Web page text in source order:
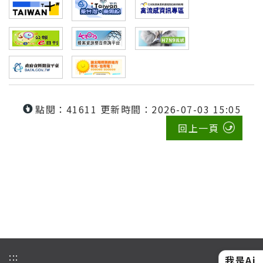
點閱：41611 更新時間：2026-07-03 15:05
回上一頁
::: 我是Ai